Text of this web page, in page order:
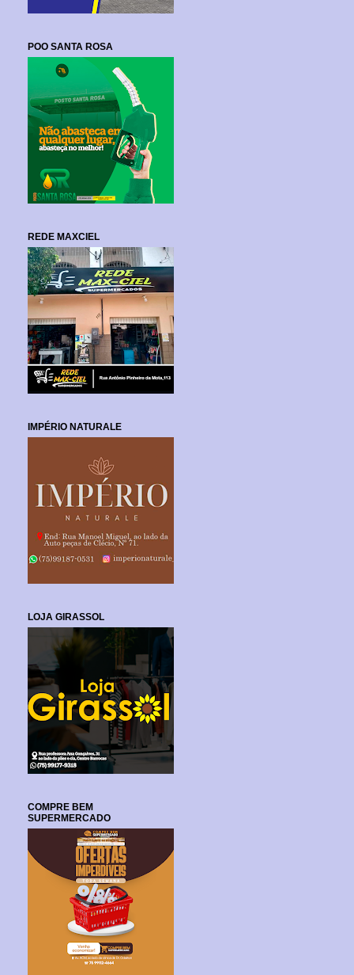
POO SANTA ROSA
REDE MAXCIEL
IMPÉRIO NATURALE
LOJA GIRASSOL
COMPRE BEM
SUPERMERCADO